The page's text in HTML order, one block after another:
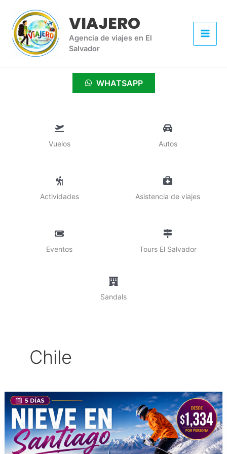
contenido
VIAJERO
Agencia de viajes en El
Salvador
WHATSAPP
Vuelos Autos
Actividades Asistencia de viajes
Eventos Tours El Salvador
Sandals
Chile